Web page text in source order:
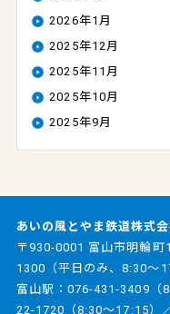
2026年1月
2025年12月
2025年11月
2025年10月
2025年9月
あいの風とやま鉄道株式
〒930-0001 富山市明輪町
1300 （平日のみ、8:30～
富山駅：076-431-3409
22-1720 （8:30～17:15）